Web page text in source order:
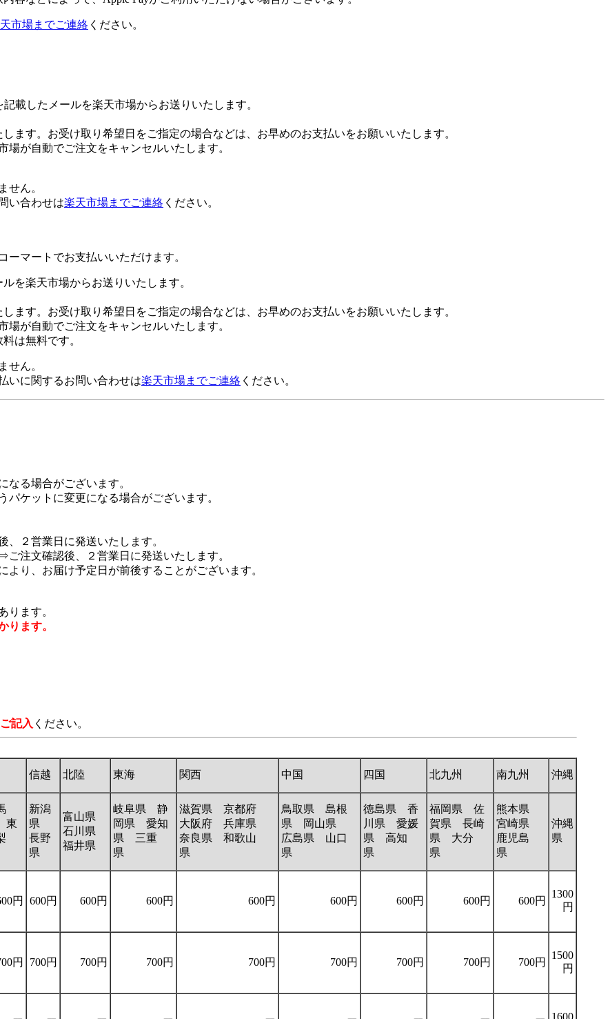
市場までご連絡 ください。
載したメールを楽天市場からお送りいたします。
ます。お受け取り希望日をご指定の場合などは、お早めのお支払いをお願いいたします。
が自動でご注文をキャンセルいたします。
せん。
い合わせは楽天市場までご連絡 ください。
ーマートでお支払いいただけます。
を楽天市場からお送りいたします。
ます。お受け取り希望日をご指定の場合などは、お早めのお支払いをお願いいたします。
が自動でご注文をキャンセルいたします。
は無料です。
せん。
いに関するお問い合わせは楽天市場までご連絡 ください。
なる場合がございます。
パケットに変更になる場合がございます。
２営業日に発送いたします。
注文確認後、２営業日に発送いたします。
り、お届け予定日が前後することがございます。
ります。
ります。
記入 ください。
信越 北陸 東海 関西 中国 四国 北九州 南九州 沖縄
東
新潟
県
長野
県
富山県
石川県
福井県
岐阜県 静
岡県 愛知
県 三重
県
滋賀県 京都府
大阪府 兵庫県
奈良県 和歌山
県
鳥取県 島根
県 岡山県
広島県 山口
県
徳島県 香
川県 愛媛
県 高知
県
福岡県 佐
賀県 長崎
県 大分
県
熊本県
宮崎県
鹿児島
県
沖縄
県
円 600円 600円 600円 600円 600円 600円 600円 600円
1300
円
円 700円 700円 700円 700円 700円 700円 700円 700円
1500
円
1600